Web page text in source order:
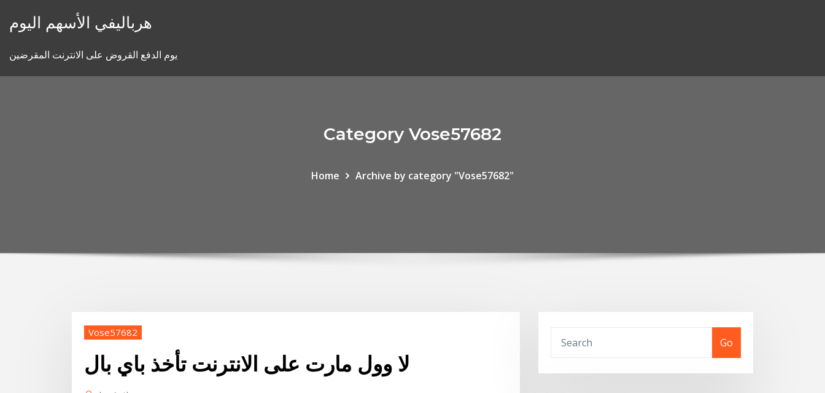
هرباليفي الأسهم اليوم
يوم الدفع القروض على الانترنت المقرضين
Category Vose57682
Home Archive by category "Vose57682"
Vose57682
لا وول مارت على الانترنت تأخذ باي بال
Go